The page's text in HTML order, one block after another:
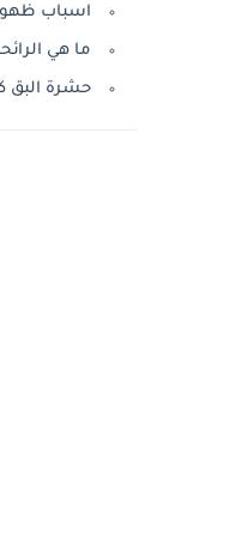
اسباب
ما هي
حشرة البق